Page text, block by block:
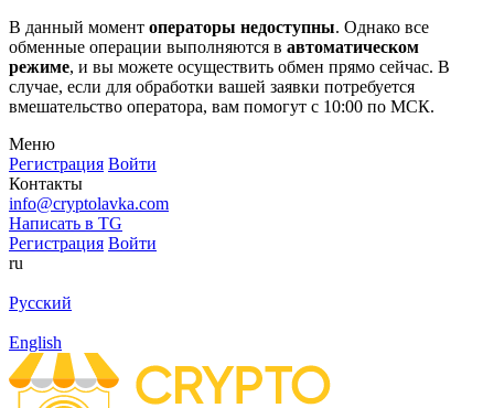
В данный момент операторы недоступны. Однако все
обменные операции выполняются в автоматическом
режиме, и вы можете осуществить обмен прямо сейчас. В
случае, если для обработки вашей заявки потребуется
вмешательство оператора, вам помогут с 10:00 по МСК.
Меню
Регистрация Войти
Контакты
info@cryptolavka.com
Написать в TG
Регистрация Войти
ru
Русский
English